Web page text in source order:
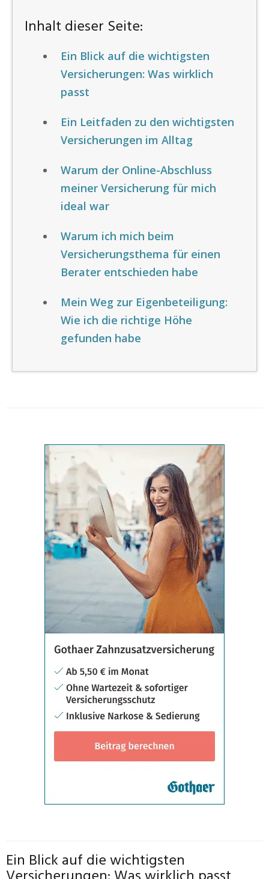
Inhalt dieser Seite:
Ein Blick auf die wichtigsten
Versicherungen: Was wirklich
passt
Ein Leitfaden zu den wichtigsten
Versicherungen im Alltag
Warum der Online-Abschluss
meiner Versicherung für mich
ideal war
Warum ich mich beim
Versicherungsthema für einen
Berater entschieden habe
Mein Weg zur Eigenbeteiligung:
Wie ich die richtige Höhe
gefunden habe
Ein Blick auf die wichtigsten